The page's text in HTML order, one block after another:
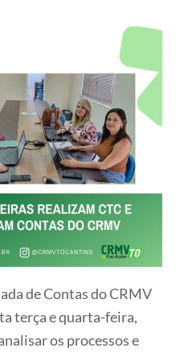
de Contas do CRMV
terça e quarta-feira,
os processos e